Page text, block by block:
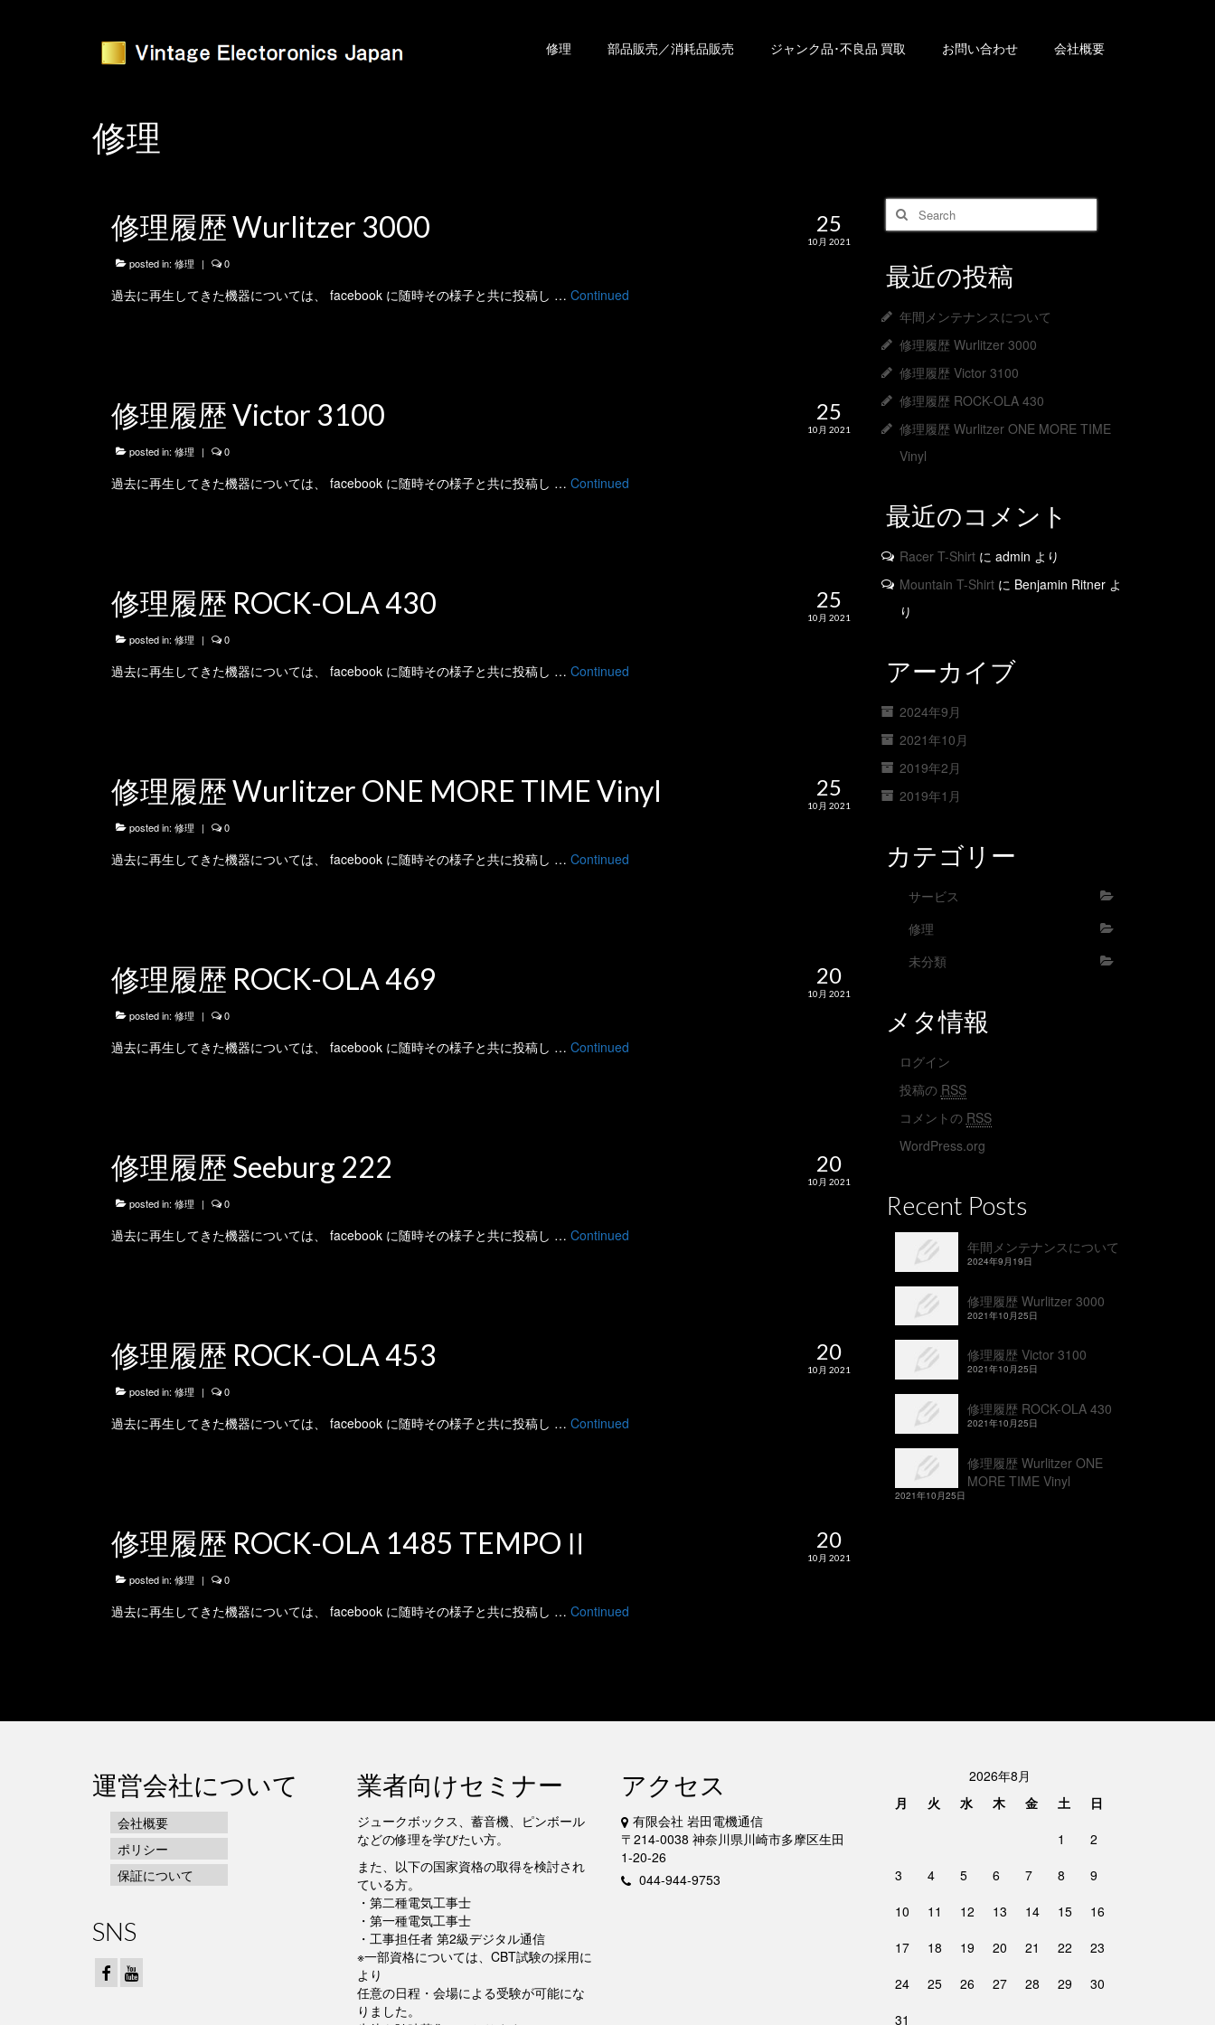
修理 部品販売／消耗品販売 ジャンク品･不良品 買取 お問い合わせ 会社概要
修理
25
10月 2021
修理履歴 Wurlitzer 3000
posted in: 修理 | 0
過去に再生してきた機器については、 facebook に随時その様子と共に投稿し … Continued
25
10月 2021
修理履歴 Victor 3100
posted in: 修理 | 0
過去に再生してきた機器については、 facebook に随時その様子と共に投稿し … Continued
25
10月 2021
修理履歴 ROCK-OLA 430
posted in: 修理 | 0
過去に再生してきた機器については、 facebook に随時その様子と共に投稿し … Continued
25
10月 2021
修理履歴 Wurlitzer ONE MORE TIME Vinyl
posted in: 修理 | 0
過去に再生してきた機器については、 facebook に随時その様子と共に投稿し … Continued
20
10月 2021
修理履歴 ROCK-OLA 469
posted in: 修理 | 0
過去に再生してきた機器については、 facebook に随時その様子と共に投稿し … Continued
20
10月 2021
修理履歴 Seeburg 222
posted in: 修理 | 0
過去に再生してきた機器については、 facebook に随時その様子と共に投稿し … Continued
20
10月 2021
修理履歴 ROCK-OLA 453
posted in: 修理 | 0
過去に再生してきた機器については、 facebook に随時その様子と共に投稿し … Continued
20
10月 2021
修理履歴 ROCK-OLA 1485 TEMPOⅡ
posted in: 修理 | 0
過去に再生してきた機器については、 facebook に随時その様子と共に投稿し … Continued
Search
for:
最近の投稿
年間メンテナンスについて
修理履歴 Wurlitzer 3000
修理履歴 Victor 3100
修理履歴 ROCK-OLA 430
修理履歴 Wurlitzer ONE MORE TIME
Vinyl
最近のコメント
Racer T-Shirtに admin より
Mountain T-Shirtに Benjamin Ritnerよ
り
アーカイブ
2024年9月
2021年10月
2019年2月
2019年1月
カテゴリー
サービス
修理
未分類
メタ情報
ログイン
投稿の RSS
コメントの RSS
WordPress.org
Recent Posts
年間メンテナンスについて
2024年9月19日
修理履歴 Wurlitzer 3000
2021年10月25日
修理履歴 Victor 3100
2021年10月25日
修理履歴 ROCK-OLA 430
2021年10月25日
修理履歴 Wurlitzer ONE
MORE TIME Vinyl
2021年10月25日
運営会社について
会社概要
ポリシー
保証について
SNS
業者向けセミナー
ジュークボックス、蓄音機、ピンボール
などの修理を学びたい方。
また、以下の国家資格の取得を検討され
ている方。
・第二種電気工事士
・第一種電気工事士
・工事担任者 第2級デジタル通信
※一部資格については、CBT試験の採用に
より
任意の日程・会場による受験が可能にな
りました。
アクセス
有限会社 岩田電機通信
〒214-0038 神奈川県川崎市多摩区生田
1-20-26
044-944-9753
2026年8月
月
火 水 木 金 土
日
1
2
3
4 5 6 7 8
9
10
11 12 13 14 15
16
17
18 19 20 21 22
23
24
25 26 27 28 29
30
31